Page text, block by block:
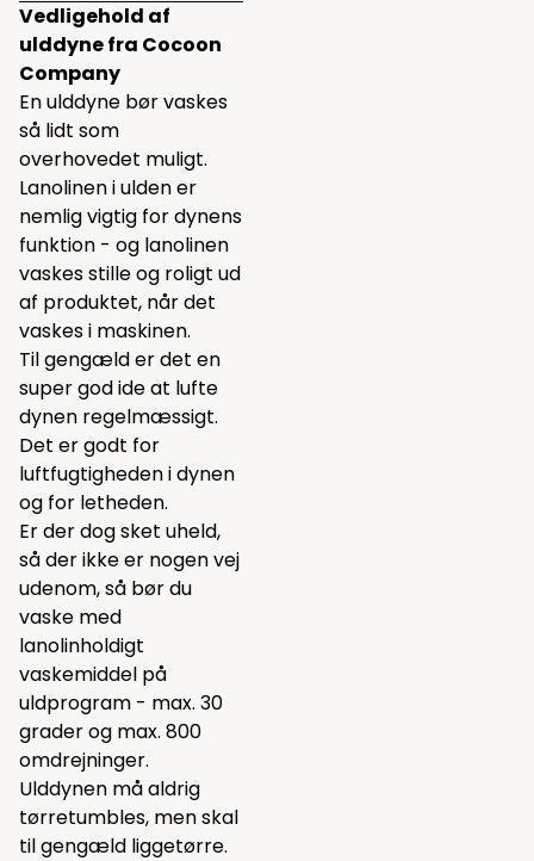
Vedligehold af
ulddyne fra Cocoon
Company
En ulddyne bør vaskes
så lidt som
overhovedet muligt.
Lanolinen i ulden er
nemlig vigtig for dynens
funktion - og lanolinen
vaskes stille og roligt ud
af produktet, når det
vaskes i maskinen.
Til gengæld er det en
super god ide at lufte
dynen regelmæssigt.
Det er godt for
luftfugtigheden i dynen
og for letheden.
Er der dog sket uheld,
så der ikke er nogen vej
udenom, så bør du
vaske med
lanolinholdigt
vaskemiddel på
uldprogram - max. 30
grader og max. 800
omdrejninger.
Ulddynen må aldrig
tørretumbles, men skal
til gengæld liggetørre.